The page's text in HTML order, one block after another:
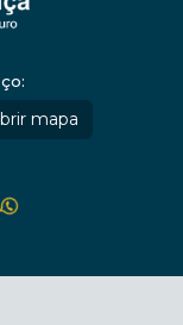
mapa